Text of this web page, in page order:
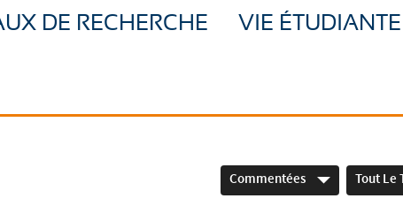
DE RECHERCHE
VIE ÉTUDIANTE
Commentées Tout Le